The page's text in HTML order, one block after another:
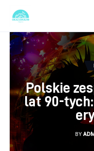
Turystyka
Lifestyle
Dom i ogród
Polskie
lat 90-
BY